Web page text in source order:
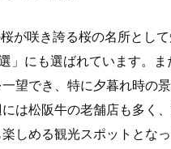
が咲き誇る桜の名所とし
」にも選ばれています。ま
望でき、特に夕暮れ時の
は松阪牛の老舗店も多く
しめる観光スポットとなっ